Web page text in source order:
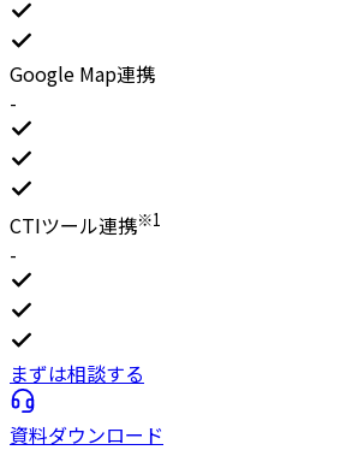
Google Map連携
-
CTIツール連携※1
-
まずは相談する
資料ダウンロード